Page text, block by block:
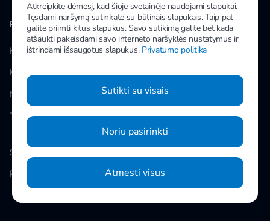
PAPILDOMA INFORMACIJA
Klubai
Kainos
Naujienos
Taisyklės
MANO IMPULS
Facebook
Instagram
Slapukų nustatymai
Privatumo politika
Atkreipkite dėmesį, kad šioje svetainėje naudojami slapukai.
Tęsdami naršymą sutinkate su būtinais slapukais. Taip pat
galite priimti kitus slapukus. Savo sutikimą galite bet kada
atšaukti pakeisdami savo interneto naršyklės nustatymus ir
ištrindami išsaugotus slapukus. Privatumo politika
Sutikti su visais
Noriu pasirinkti
Atmesti visus